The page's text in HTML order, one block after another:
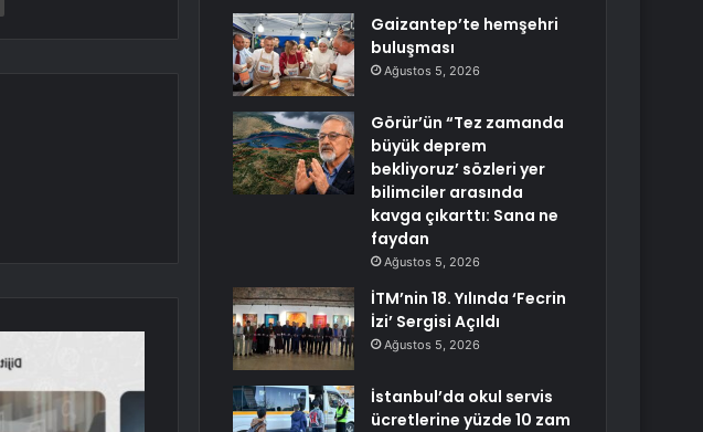
Gaizantep’te hemşehri
buluşması
Ağustos 5, 2026
Görür’ün “Tez zamanda
büyük deprem
bekliyoruz’ sözleri yer
bilimciler arasında
kavga çıkarttı: Sana ne
faydan
Ağustos 5, 2026
İTM’nin 18. Yılında ‘Fecrin
İzi’ Sergisi Açıldı
Ağustos 5, 2026
İstanbul’da okul servis
ücretlerine yüzde 10 zam